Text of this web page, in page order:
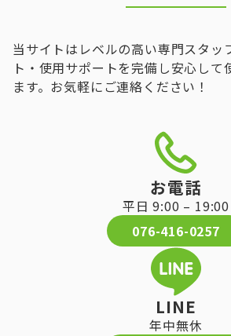
当サイトはレベルの高い専門スタッ
ト・使用サポートを完備し安心して
ます。お気軽にご連絡ください！
お電話
平日 9:00 – 19:00
076-416-0257
LINE
年中無休